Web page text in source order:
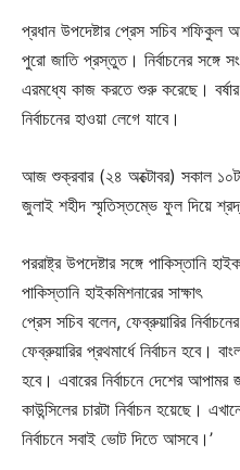
প্রধান উপদেষ্টার প্রেস সচিব শফিকুল
পুরো জাতি প্রস্তুত। নির্বাচনের সঙ্গে
এরমধ্যে কাজ করতে শুরু করেছে।
নির্বাচনের হাওয়া লেগে যাবে।
আজ শুক্রবার (২৪ অক্টোবর) সকাল
জুলাই শহীদ স্মৃতিস্তম্ভে ফুল দিয়ে
পররাষ্ট্র উপদেষ্টার সঙ্গে পাকিস্তানি
পাকিস্তানি হাইকমিশনারের সাক্ষাৎ
প্রেস সচিব বলেন, ফেব্রুয়ারির
ফেব্রুয়ারির প্রথমার্ধে নির্বাচন হবে।
হবে। এবারের নির্বাচনে দেশের
কাউন্সিলের চারটা নির্বাচন হয়েছে।
নির্বাচনে সবাই ভোট দিতে আসবে।’